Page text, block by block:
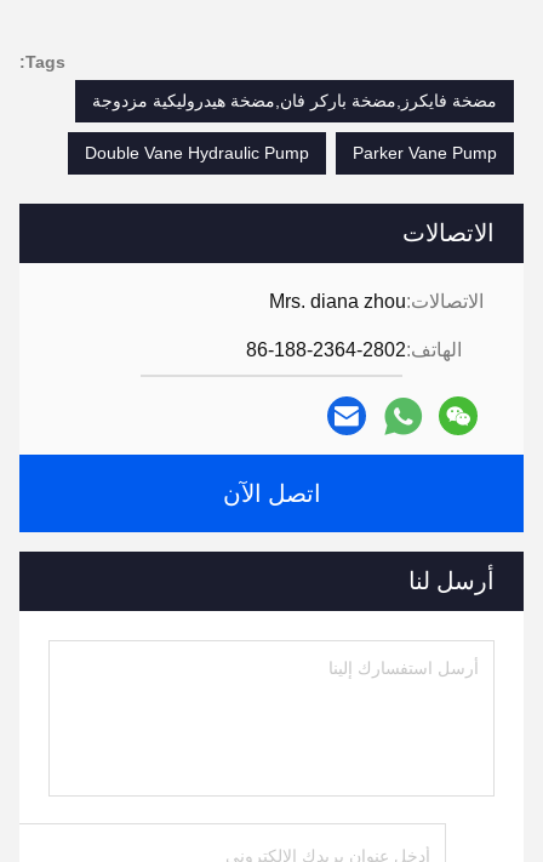
الاتصالات
الاتصالات:Mrs. diana zhou
الهاتف:86-188-2364-2802
اتصل الآن
أرسل لنا
Tags:
مضخة فايكرز,مضخة باركر فان,مضخة هيدروليكية مزدوجة
Parker Vane Pump
Double Vane Hydraulic Pump